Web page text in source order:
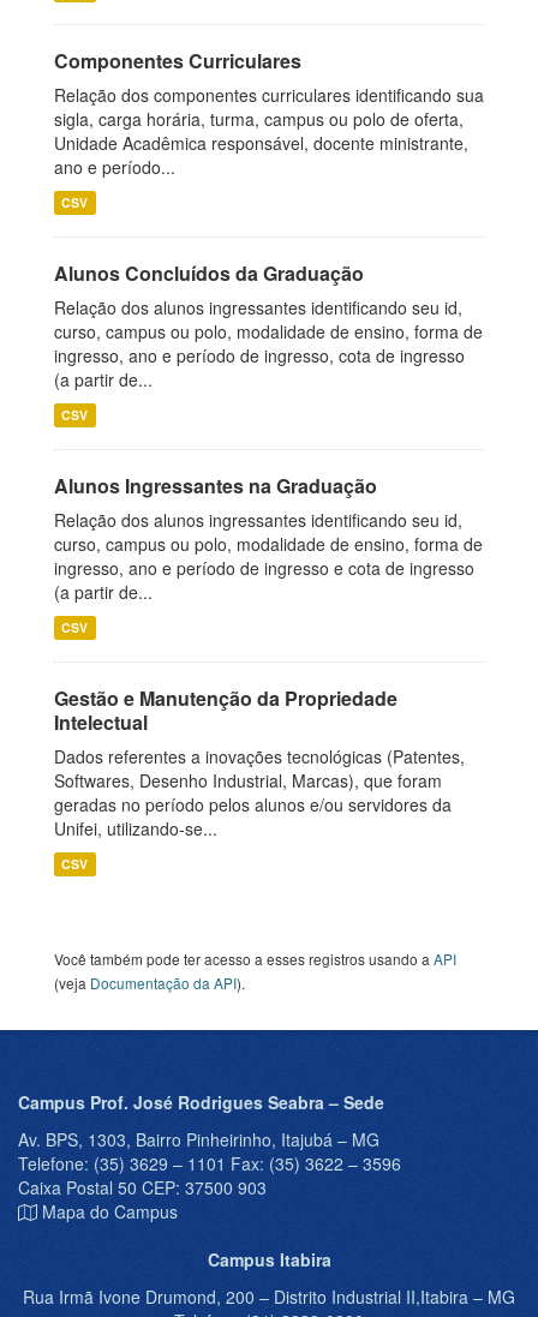
Componentes Curriculares
Relação dos componentes curriculares identificando sua
sigla, carga horária, turma, campus ou polo de oferta,
Unidade Acadêmica responsável, docente ministrante,
ano e período...
CSV
Alunos Concluídos da Graduação
Relação dos alunos ingressantes identificando seu id,
curso, campus ou polo, modalidade de ensino, forma de
ingresso, ano e período de ingresso, cota de ingresso
(a partir de...
CSV
Alunos Ingressantes na Graduação
Relação dos alunos ingressantes identificando seu id,
curso, campus ou polo, modalidade de ensino, forma de
ingresso, ano e período de ingresso e cota de ingresso
(a partir de...
CSV
Gestão e Manutenção da Propriedade
Intelectual
Dados referentes a inovações tecnológicas (Patentes,
Softwares, Desenho Industrial, Marcas), que foram
geradas no período pelos alunos e/ou servidores da
Unifei, utilizando-se...
CSV
Você também pode ter acesso a esses registros usando a API
(veja Documentação da API).
Campus Prof. José Rodrigues Seabra – Sede
Av. BPS, 1303, Bairro Pinheirinho, Itajubá – MG
Telefone: (35) 3629 – 1101 Fax: (35) 3622 – 3596
Caixa Postal 50 CEP: 37500 903
Mapa do Campus
Campus Itabira
Rua Irmã Ivone Drumond, 200 – Distrito Industrial II,Itabira – MG